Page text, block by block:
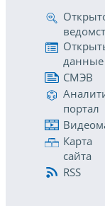
данные
СМЭВ
портал
Карта
сайта
RSS